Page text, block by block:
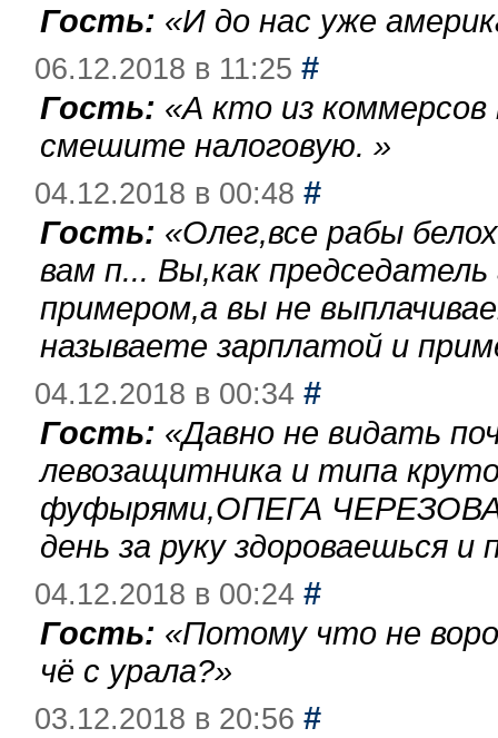
Гость: «И до нас уже
06.12.2018 в 11:25 #
Гость: «А кто из
смешите налоговую. »
04.12.2018 в 00:48 #
Гость: «Олег,все рабы
вам п... Вы,как
примером,а вы не
называете зарплатой и
04.12.2018 в 00:34 #
Гость: «Давно не видать
левозащитника и типа
фуфырями,ОПЕГА
день за руку здороваешься
04.12.2018 в 00:24 #
Гость: «Потому что не
чё с урала?»
03.12.2018 в 20:56 #